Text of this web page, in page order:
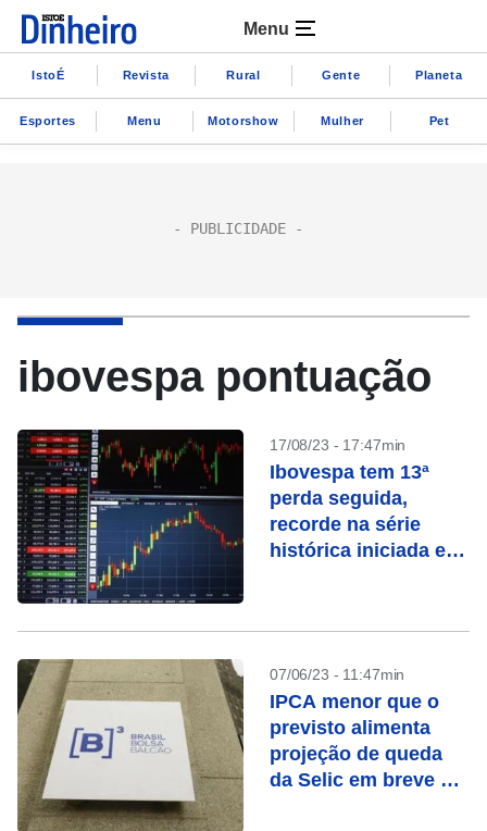
Menu
IstoÉ Revista Rural Gente Planeta
Esportes Menu Motorshow Mulher Pet
ibovespa pontuação
17/08/23 - 17:47min
Ibovespa tem 13ª
perda seguida,
recorde na série
histórica iniciada em
07/06/23 - 11:47min
IPCA menor que o
previsto alimenta
projeção de queda
da Selic em breve e